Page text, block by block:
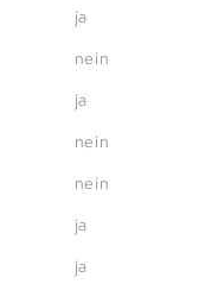
ja
nein
ja
nein
nein
ja
ja